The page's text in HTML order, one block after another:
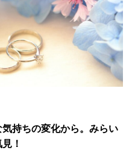
持ちの変化から。みらい
！